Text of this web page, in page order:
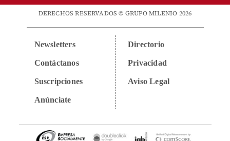
DERECHOS RESERVADOS © GRUPO MILENIO 2026
Newsletters
Contáctanos
Suscripciones
Anúnciate
Directorio
Privacidad
Aviso Legal